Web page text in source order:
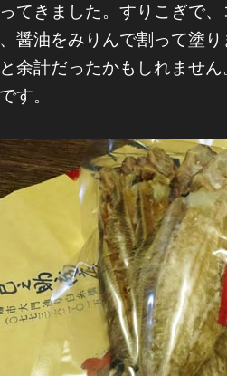
てきました。すりこぎで、
醤油をみりんで割って塗り
余計だったかもしれませ
す。